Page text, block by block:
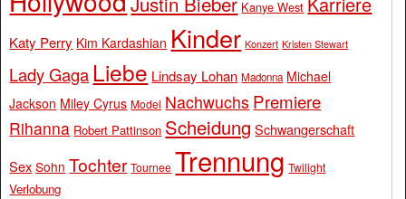
Kanye West
Katy Perry Kim Kardashian Kinder Konzert Kristen Stewart
Lady Gaga Liebe Lindsay Lohan Madonna Michael
Jackson Miley Cyrus Model Nachwuchs Premiere
Rihanna Robert Pattinson Scheidung Schwangerschaft
Sex Sohn Tochter Tournee Trennung Twilight
Verlobung